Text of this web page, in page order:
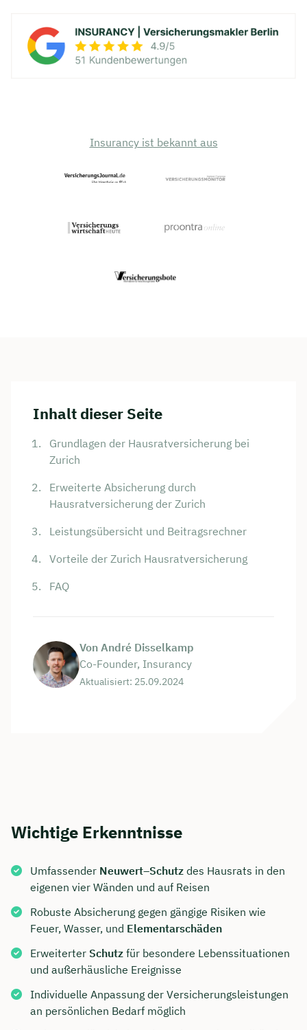
Insurancy ist bekannt aus
Inhalt dieser Seite
Grundlagen der Hausratversicherung bei
Zurich
Erweiterte Absicherung durch
Hausratversicherung der Zurich
Leistungsübersicht und Beitragsrechner
Vorteile der Zurich Hausratversicherung
FAQ
Von André Disselkamp
Co-Founder, Insurancy
Aktualisiert: 25.09.2024
Wichtige Erkenntnisse
Umfassender Neuwert–Schutz des Hausrats in den
eigenen vier Wänden und auf Reisen
Robuste Absicherung gegen gängige Risiken wie
Feuer, Wasser, und Elementarschäden
Erweiterter Schutz für besondere Lebenssituationen
und außerhäusliche Ereignisse
Individuelle Anpassung der Versicherungsleistungen
an persönlichen Bedarf möglich